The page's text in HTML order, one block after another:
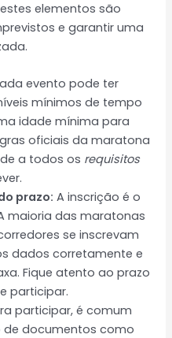
elementos são
e garantir uma
evento pode ter
mínimos de tempo
idade mínima para
oficiais da maratona
a todos os requisitos
prazo: A inscrição é o
maioria das maratonas
se inscrevam
dados corretamente e
Fique atento ao prazo
participar.
participar, é comum
de documentos como